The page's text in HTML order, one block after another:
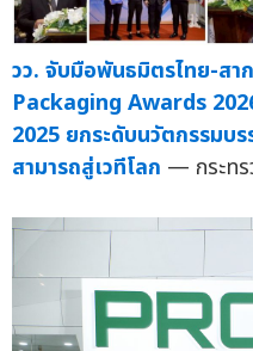
วว. จับมือพันธมิตรไทย-ส
Packaging Awards
2025 ยกระดับนวัตกรรมบ
สามารถสู่เวทีโลก — กระทร